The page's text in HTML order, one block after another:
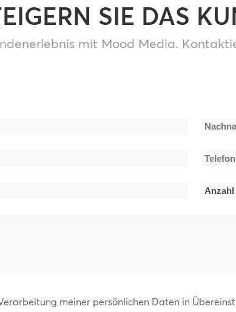
SIE DAS
mit Mood Media.
Anzahl
meiner persönlichen Daten in